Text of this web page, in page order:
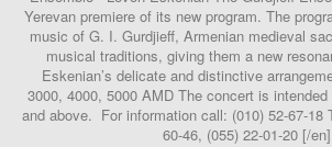
Yerevan premiere of its new program. The
music of G. I. Gurdjieff, Armenian medieval
musical traditions, giving them a new
Eskenian’s delicate and distinctive
3000, 4000, 5000 AMD The concert is
and above. For information call: (010) 52-67-18
60-46, (055) 22-01-20 [/en]